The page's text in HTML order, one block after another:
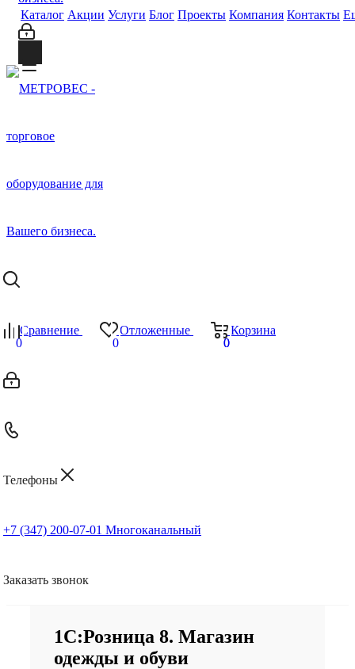
Каталог Акции Услуги Блог Проекты Компания Контакты
Сравнение
0
Отложенные
0
Корзина
0
0
Телефоны
+7 (347) 200-07-01 Многоканальный
Заказать звонок
1С:Розница 8. Магазин
одежды и обуви